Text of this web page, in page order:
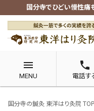
国分寺でひどい慢性痛
menu
MENU
phone
電話す
国分寺の鍼灸 東洋はり灸院 TOP